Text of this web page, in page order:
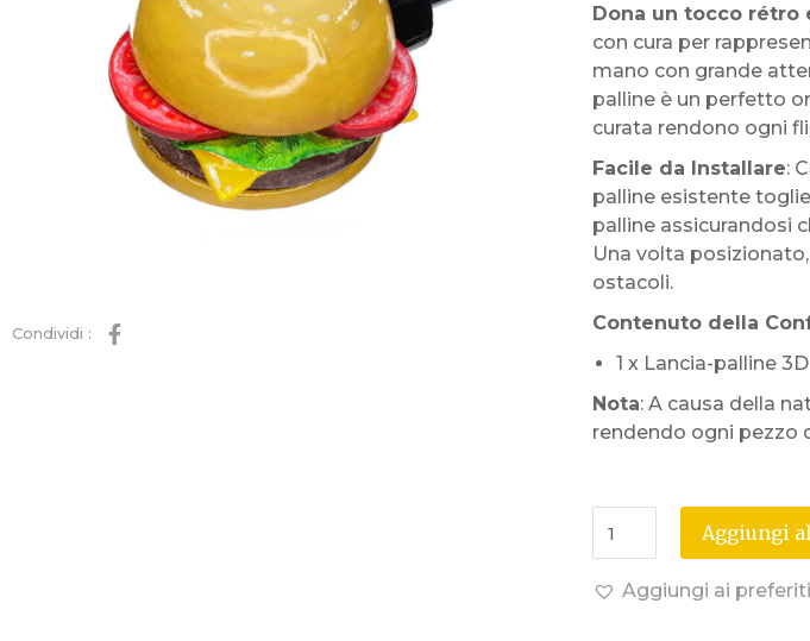
Condividi :
Dona un tocco rétro
con cura per
mano con grande
palline è un perfetto
curata rendono ogni
Facile da Installare:
palline esistente
palline assicurandosi
Una volta
ostacoli.
Contenuto della
1 x Lancia-palline 3D
Nota: A causa della
rendendo ogni pezzo
Aggiungi
Aggiungi ai preferiti